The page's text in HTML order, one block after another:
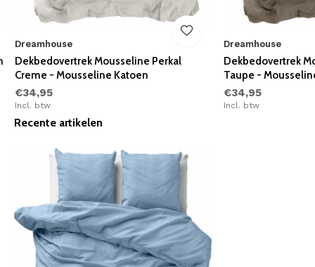
Dreamhouse
Dekbedovertrek Mousseline Perkal
Creme - Mousseline Katoen
€34,95
Incl. btw
Dreamhouse
Dekbedovertrek
Taupe -
€34,95
Incl. btw
Recente artikelen